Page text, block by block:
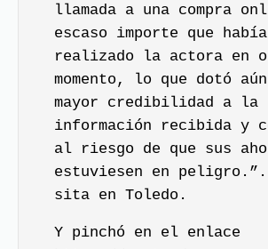
llamada a una compra
escaso importe que había
realizado la actora en
momento, lo que dotó
mayor credibilidad a la
información recibida y
al riesgo de que sus
estuviesen en
sita en Toledo.
Y pinchó en el enlace